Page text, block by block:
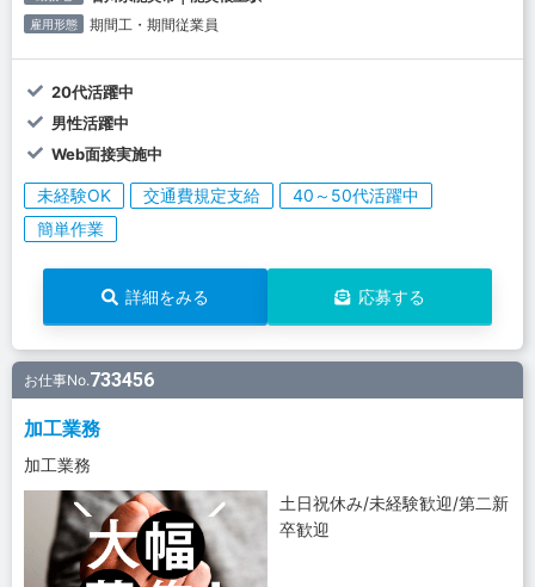
雇用形態 期間工・期間従業員
20代活躍中
男性活躍中
Web面接実施中
未経験OK 交通費規定支給
40～50代活躍中
簡単作業
詳細をみる 応募する
お仕事No.733456
加工業務
加工業務
土日祝休み/未経験歓迎/第二新
卒歓迎